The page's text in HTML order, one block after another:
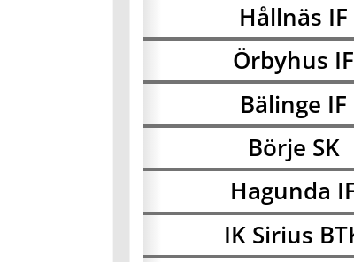
Hållnäs IF
Örbyhus IF
Bälinge IF
Börje SK
Hagunda
IK Sirius